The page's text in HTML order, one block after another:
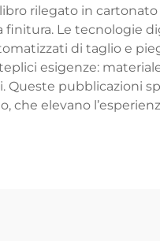
rilegato in cartonato
finitura. Le tecnologie
di taglio e
esigenze:
Queste pubblicazioni
che elevano